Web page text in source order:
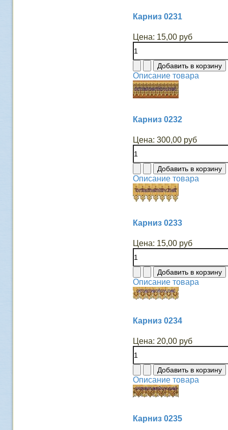
Карниз 0231
Цена: 15,00 руб
Описание товара
Карниз 0232
Цена: 300,00 руб
Описание товара
Карниз 0233
Цена: 15,00 руб
Описание товара
Карниз 0234
Цена: 20,00 руб
Описание товара
Карниз 0235